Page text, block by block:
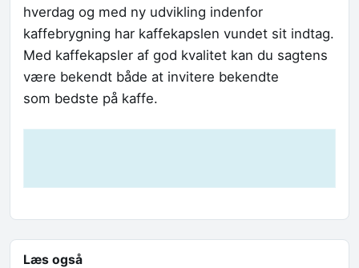
hverdag og med ny udvikling indenfor
kaffebrygning har kaffekapslen vundet sit indtag.
Med kaffekapsler af god kvalitet kan du sagtens
være bekendt både at invitere bekendte
som bedste på kaffe.
Læs også